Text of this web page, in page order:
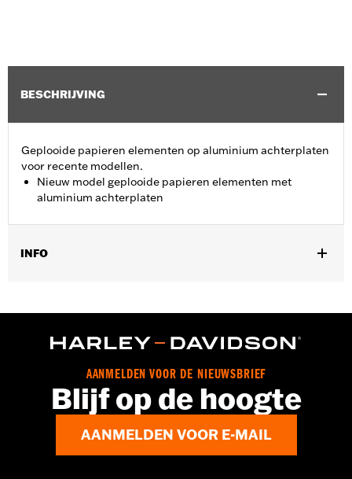
BESCHRIJVING
Geplooide papieren elementen op aluminium achterplaten
voor recente modellen.
Nieuw model geplooide papieren elementen met
aluminium achterplaten
INFO
AANMELDEN VOOR DE NIEUWSBRIEF
Blijf op de hoogte
AANMELDEN VOOR E-MAIL